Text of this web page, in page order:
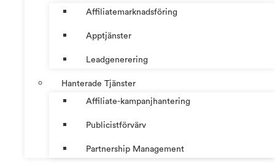
Affiliatemarknadsföring
Apptjänster
Leadgenerering
Hanterade Tjänster
Affiliate-kampanjhantering
Publicistförvärv
Partnership Management